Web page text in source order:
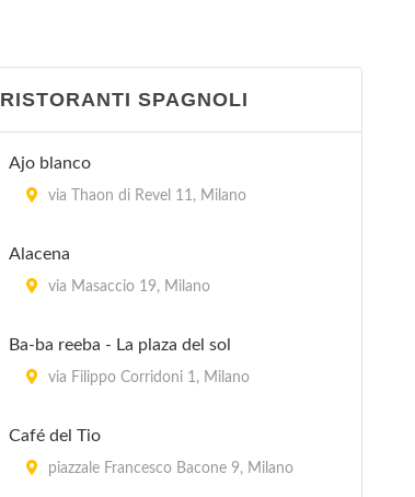
RISTORANTI SPAGNOLI
Ajo blanco
via Thaon di Revel 11, Milano
Alacena
via Masaccio 19, Milano
Ba-ba reeba - La plaza del sol
via Filippo Corridoni 1, Milano
Café del Tio
piazzale Francesco Bacone 9, Milano